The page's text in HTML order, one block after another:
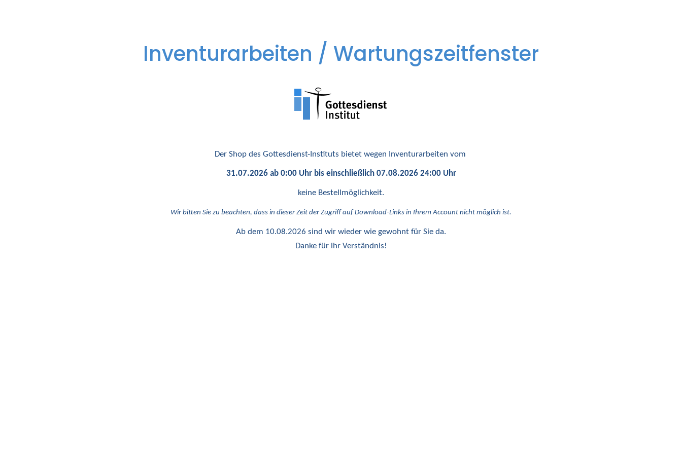
Inventurarbeiten / Wartungszeitfenster
Der Shop des Gottesdienst-Instituts bietet wegen Inventurarbeiten vom
31.07.2026 ab 0:00 Uhr bis einschließlich 07.08.2026 24:00 Uhr
keine Bestellmöglichkeit.
Wir bitten Sie zu beachten, dass in dieser Zeit der Zugriff auf Download-Links in Ihrem Account nicht möglich ist.
Ab dem 10.08.2026 sind wir wieder wie gewohnt für Sie da.
Danke für ihr Verständnis!